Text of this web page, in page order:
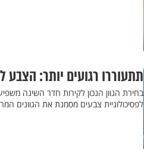
תתעוררו רגועים יותר:
בחירת הגוון הנכון לקירות חדר השינה
לפסיכולוגיית צבעים מסמנת את הגוונים